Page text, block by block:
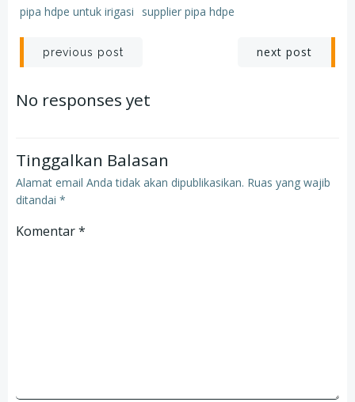
pipa hdpe untuk irigasi
supplier pipa hdpe
Post
navigation
previous post next post
No responses yet
Tinggalkan Balasan
Alamat email Anda tidak akan dipublikasikan. Ruas yang wajib
ditandai *
Komentar*